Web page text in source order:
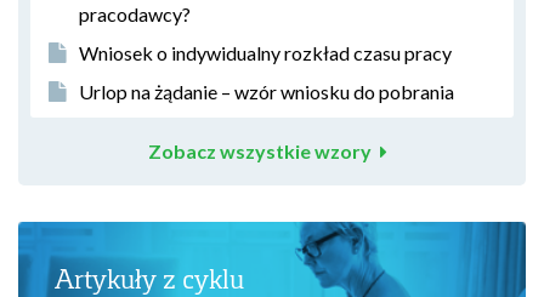
pracodawcy?
Wniosek o indywidualny rozkład czasu pracy
Urlop na żądanie – wzór wniosku do pobrania
Zobacz wszystkie wzory
Artykuły z cyklu